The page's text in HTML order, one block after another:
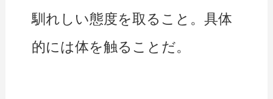
馴れしい態度を取ること。具体
的には体を触ることだ。